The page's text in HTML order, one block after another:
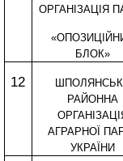
ОРГАНІЗАЦІЯ
БЛОК»
12
РАЙОННА
АГРАРНОЇ
УКРАЇНИ